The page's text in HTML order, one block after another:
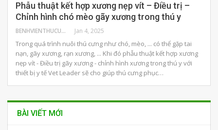
Phẫu thuật kết hợp xương nẹp vít – Điều trị –
Chỉnh hình chó mèo gãy xương trong thú y
BENHVIENTHUCUNG Jan 4, 2025
Trong quá trình nuôi thú cưng như chó, mèo, ... có thể gặp tai
nạn, gãy xương, rạn xương, ... Khi đó phẫu thuật kết hợp xương
nẹp vít - Điều trị gãy xương - chỉnh hình xương trong thú y với
thiết bị y tế Vet Leader sẽ cho giúp thú cưng phục…
BÀI VIẾT MỚI